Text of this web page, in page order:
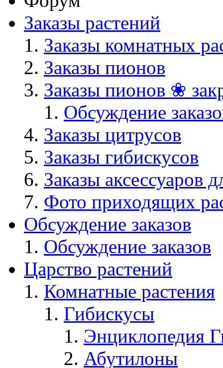
Заказы растений
Заказы комнатных
Заказы пионов
Заказы пионов ❀
Обсуждение
Заказы цитрусов
Заказы гибискусов
Заказы аксессуаров
Фото приходящих
Обсуждение заказов
Обсуждение заказов
Царство растений
Комнатные растения
Гибискусы
Энциклопедия
Абутилоны